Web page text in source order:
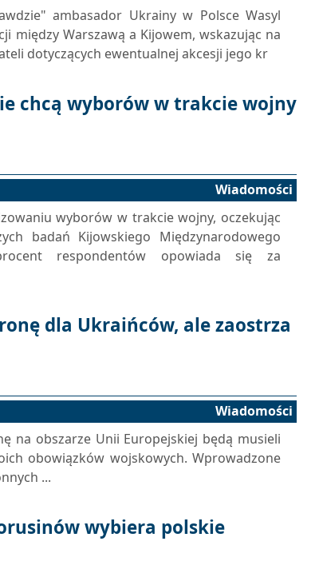
ambasador Ukrainy w Polsce Wasyl
między Warszawą a Kijowem, wskazując na
dotyczących ewentualnej akcesji jego kr
chcą wyborów w trakcie wojny
Wiadomości
wyborów w trakcie wojny, oczekując
badań Kijowskiego Międzynarodowego
respondentów opowiada się za
dla Ukraińców, ale zaostrza
Wiadomości
na obszarze Unii Europejskiej będą musieli
obowiązków wojskowych. Wprowadzone
...
wybiera polskie